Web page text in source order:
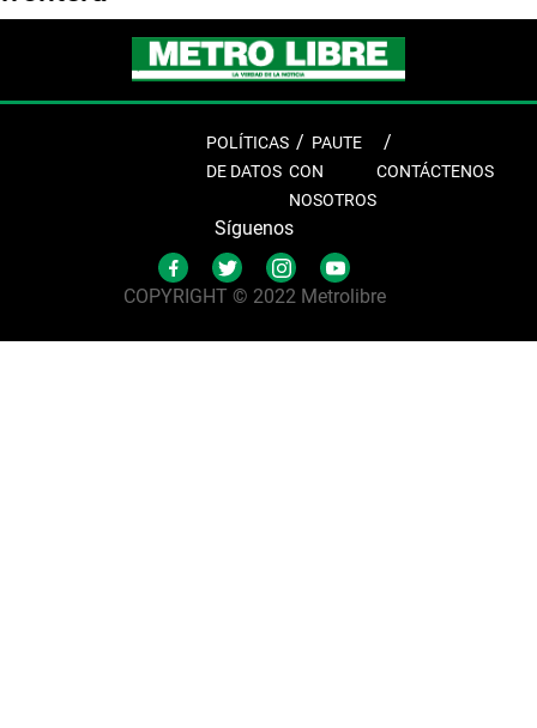
POLÍTICAS
DE DATOS
PAUTE
CON
NOSOTROS
CONTÁCTENOS
Síguenos
COPYRIGHT © 2022 Metrolibre